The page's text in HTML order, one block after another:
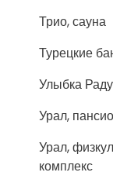
Трио, сауна
Турецкие
Улыбка
Урал,
Урал,
комплекс